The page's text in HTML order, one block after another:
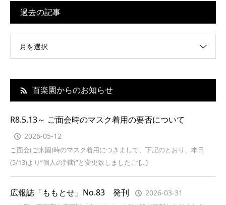
過去の記事
月を選択
百楽園からのお知らせ
R8.5.13～ ご面会時のマスク着用の要否について
2026-05-12
ご面会(ご来園)時のマスク着用につきまして、下記のとおり、本日
(5/13)より”個人の判断”と変更致しましたご […]
広報誌「ももとせ」No.83 発刊 2026-03-31